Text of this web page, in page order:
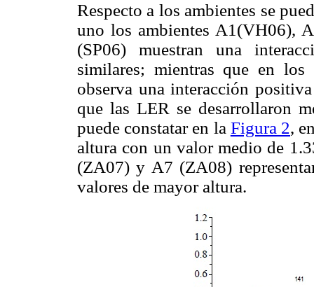
Respecto a los ambientes se
uno los ambientes A1(VH06),
(SP06) muestran una
similares; mientras que en
observa una interacción
que las LER se desarrollaron
puede constatar en la Figura 2,
altura con un valor medio de
(ZA07) y A7 (ZA08)
valores de mayor altura.